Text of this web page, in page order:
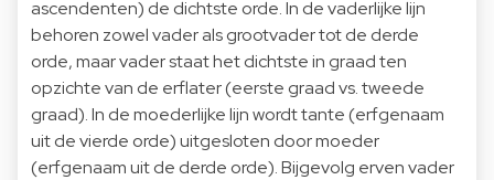
ascendenten) de dichtste orde. In de vaderlijke lijn
behoren zowel vader als grootvader tot de derde
orde, maar vader staat het dichtste in graad ten
opzichte van de erflater (eerste graad vs. tweede
graad). In de moederlijke lijn wordt tante (erfgenaam
uit de vierde orde) uitgesloten door moeder
(erfgenaam uit de derde orde). Bijgevolg erven vader